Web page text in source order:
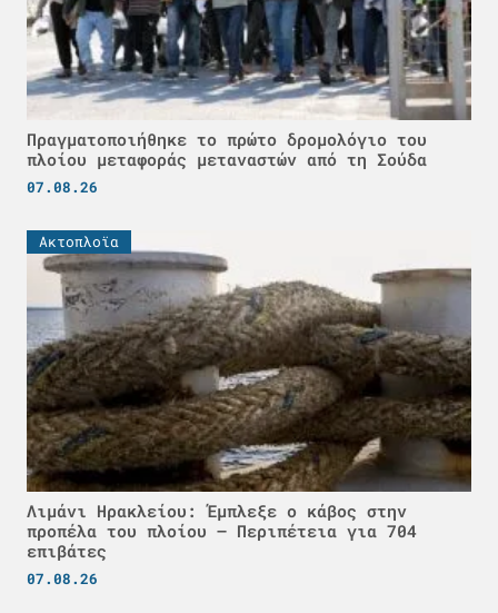
Πραγματοποιήθηκε το πρώτο δρομολόγιο του
πλοίου μεταφοράς μεταναστών από τη Σούδα
07.08.26
Ακτοπλοϊα
Λιμάνι Ηρακλείου: Έμπλεξε ο κάβος στην
προπέλα του πλοίου – Περιπέτεια για 704
επιβάτες
07.08.26